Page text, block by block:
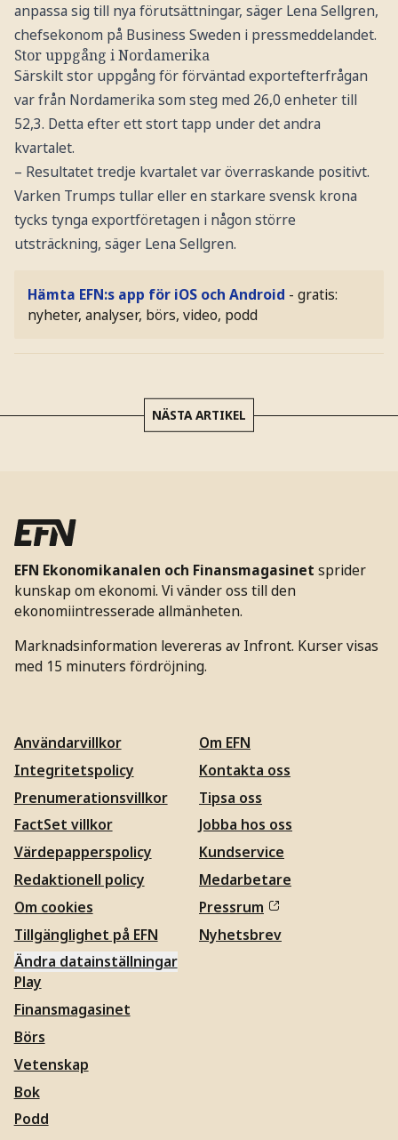
anpassa sig till nya förutsättningar, säger Lena Sellgren,
chefsekonom på Business Sweden i pressmeddelandet.
Stor uppgång i Nordamerika
Särskilt stor uppgång för förväntad exportefterfrågan
var från Nordamerika som steg med 26,0 enheter till
52,3. Detta efter ett stort tapp under det andra
kvartalet.
– Resultatet tredje kvartalet var överraskande positivt.
Varken Trumps tullar eller en starkare svensk krona
tycks tynga exportföretagen i någon större
utsträckning, säger Lena Sellgren.
Hämta EFN:s app för iOS och Android - gratis:
nyheter, analyser, börs, video, podd
NÄSTA ARTIKEL
EFN Ekonomikanalen och Finansmagasinet sprider
kunskap om ekonomi. Vi vänder oss till den
ekonomiintresserade allmänheten.
Marknadsinformation levereras av Infront. Kurser visas
med 15 minuters fördröjning.
Användarvillkor
Integritetspolicy
Prenumerationsvillkor
FactSet villkor
Värdepapperspolicy
Redaktionell policy
Om cookies
Tillgänglighet på EFN
Ändra datainställningar
Om EFN
Kontakta oss
Tipsa oss
Jobba hos oss
Kundservice
Medarbetare
Pressrum
Nyhetsbrev
Play
Finansmagasinet
Börs
Vetenskap
Bok
Podd